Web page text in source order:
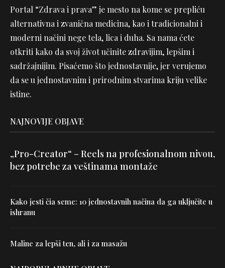
Portal “Zdrava i prava” je mesto na kome se prepliću
alternativna i zvanična medicina, kao i tradicionalni i
moderni načini nege tela, lica i duha. Sa nama ćete
otkriti kako da svoj život učinite zdravijim, lepšim i
sadržajnijim. Pisaćemo što jednostavnije, jer verujemo
da se u jednostavnim i prirodnim stvarima kriju velike
istine.
NAJNOVIJE OBJAVE
„Pro-Creator“ – Reels na profesionalnom nivou,
bez potrebe za veštinama montaže
Kako jesti čia seme: 10 jednostavnih načina da ga uključite u
ishranu
Maline za lepši ten, ali i za masažu